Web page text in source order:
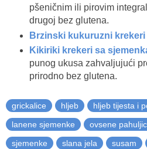
pšeničnim ili pirovim
drugoj bez glutena.
Brzinski kukuruzni
Kikiriki krekeri sa
punog ukusa zahvaljujući
prirodno bez glutena.
grickalice hljeb hljeb tijesta i
lanene sjemenke
ovsene
sjemenke
slana jela susam